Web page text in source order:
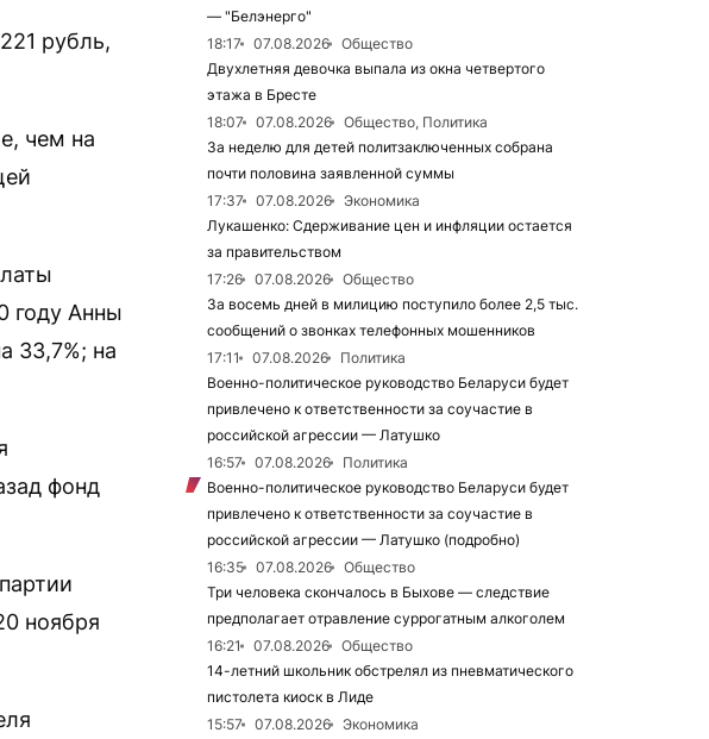
рубль,
чем на
году Анны
33,7%; на
фонд
ноября
— "Белэнерго"
18:17
07.08.2026
Общество
Двухлетняя девочка выпала из окна четвертого
этажа в Бресте
18:07
07.08.2026
Общество, Политика
За неделю для детей политзаключенных собрана
почти половина заявленной суммы
17:37
07.08.2026
Экономика
Лукашенко: Сдерживание цен и инфляции остается
за правительством
17:26
07.08.2026
Общество
За восемь дней в милицию поступило более 2,5 тыс.
сообщений о звонках телефонных мошенников
17:11
07.08.2026
Политика
Военно-политическое руководство Беларуси будет
привлечено к ответственности за соучастие в
российской агрессии — Латушко
16:57
07.08.2026
Политика
Военно-политическое руководство Беларуси будет
привлечено к ответственности за соучастие в
российской агрессии — Латушко (подробно)
16:35
07.08.2026
Общество
Три человека скончалось в Быхове — следствие
предполагает отравление суррогатным алкоголем
16:21
07.08.2026
Общество
14-летний школьник обстрелял из пневматического
пистолета киоск в Лиде
15:57
07.08.2026
Экономика